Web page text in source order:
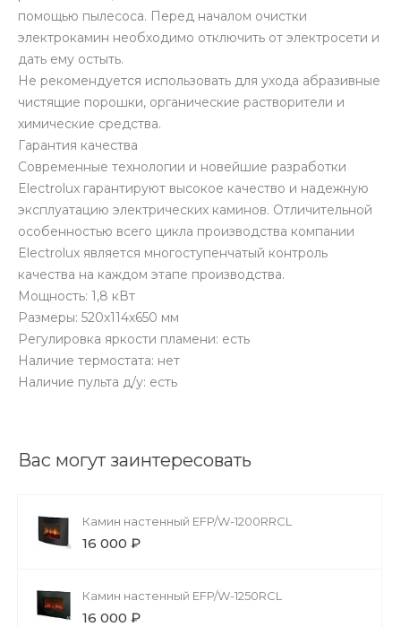
помощью пылесоса. Перед началом очистки
электрокамин необходимо отключить от электросети и
дать ему остыть.
Не рекомендуется использовать для ухода абразивные
чистящие порошки, органические растворители и
химические средства.
Гарантия качества
Современные технологии и новейшие разработки
Electrolux гарантируют высокое качество и надежную
эксплуатацию электрических каминов. Отличительной
особенностью всего цикла производства компании
Electrolux является многоступенчатый контроль
качества на каждом этапе производства.
Мощность: 1,8 кВт
Размеры: 520х114х650 мм
Регулировка яркости пламени: есть
Наличие термостата: нет
Наличие пульта д/у: есть
Вас могут заинтересовать
Камин настенный EFP/W-1200RRCL
16 000 ₽
Камин настенный EFP/W-1250RCL
16 000 ₽